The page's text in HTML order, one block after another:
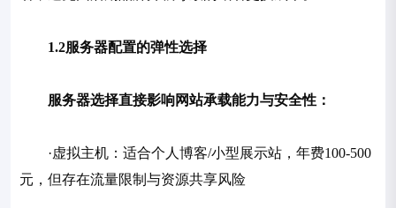
1.2服务器配置的弹性选择
服务器选择直接影响网站承载能力与安全性：
·虚拟主机：适合个人博客/小型展示站，年费100-500
元，但存在流量限制与资源共享风险